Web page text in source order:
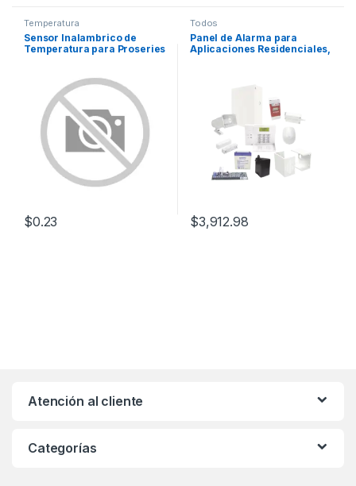
Temperatura
Sensor Inalambrico de
Temperatura para Proseries
$0.23
Todos
Panel de Alarma para
Aplicaciones Residenciales,
$3,912.98
Atención al cliente
Categorías